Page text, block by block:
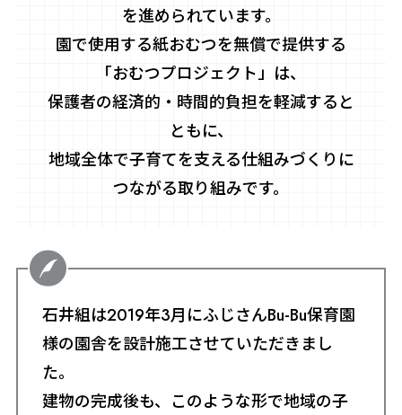
を進められています。
園で使用する紙おむつを無償で提供する
「おむつプロジェクト」は、
保護者の経済的・時間的負担を軽減すると
ともに、
地域全体で子育てを支える仕組みづくりに
つながる取り組みです。
石井組は2019年3月にふじさんBu-Bu保育園
様の園舎を設計施工させていただきまし
た。
建物の完成後も、このような形で地域の子